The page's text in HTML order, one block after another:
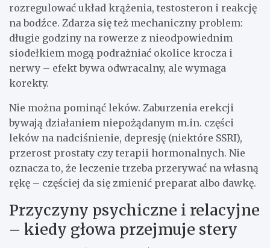
rozregulować układ krążenia, testosteron i reakcję
na bodźce. Zdarza się też mechaniczny problem:
długie godziny na rowerze z nieodpowiednim
siodełkiem mogą podrażniać okolice krocza i
nerwy – efekt bywa odwracalny, ale wymaga
korekty.
Nie można pominąć leków. Zaburzenia erekcji
bywają działaniem niepożądanym m.in. części
leków na nadciśnienie, depresję (niektóre SSRI),
przerost prostaty czy terapii hormonalnych. Nie
oznacza to, że leczenie trzeba przerywać na własną
rękę – częściej da się zmienić preparat albo dawkę.
Przyczyny psychiczne i relacyjne
– kiedy głowa przejmuje stery